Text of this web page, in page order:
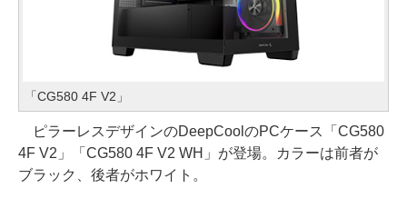
「CG580 4F V2」
ピラーレスデザインのDeepCoolのPCケース「CG580
4F V2」「CG580 4F V2 WH」が登場。カラーは前者が
ブラック、後者がホワイト。